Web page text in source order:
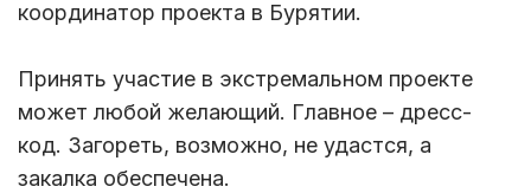
координатор проекта в Бурятии.
Принять участие в экстремальном проекте
может любой желающий. Главное – дресс-
код. Загореть, возможно, не удастся, а
закалка обеспечена.